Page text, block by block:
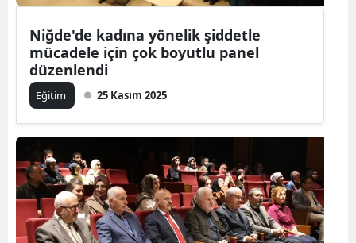
Niğde'de kadına yönelik şiddetle
mücadele için çok boyutlu panel
düzenlendi
Eğitim 25 Kasım 2025